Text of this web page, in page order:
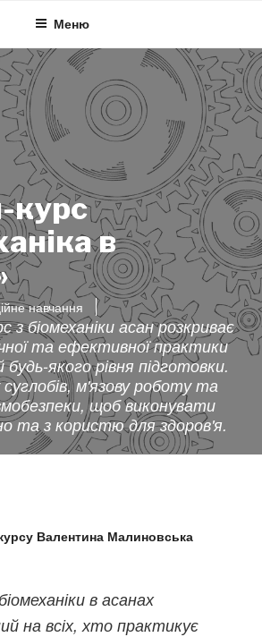
Меню
курс
в
навчання
з біомеханіки асан розкриває
та ефективної практики
якого рівня підготовки.
суглобів, м'язову роботу та
щоб виконувати
та з користю для здоров'я.
Валентина Малиновська
в асанах
на всіх, хто практикує